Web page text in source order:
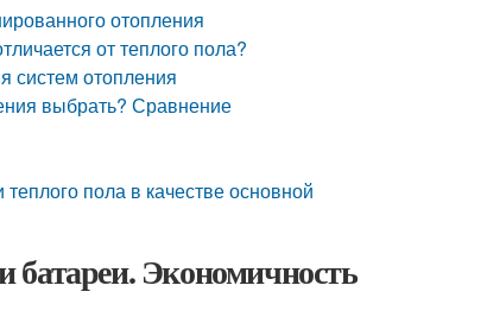
отопления
от теплого пола?
систем отопления
выбрать? Сравнение
пола в качестве основной
Экономичность